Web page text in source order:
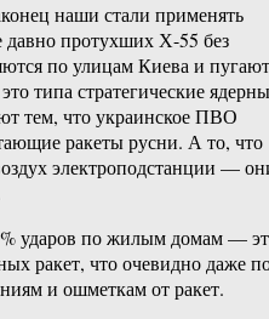
наши стали применять
протухших Х-55 без
по улицам Киева и пугают
типа стратегические
тем, что украинское ПВО
ракеты русни. А то, что
электроподстанции —
ударов по жилым домам —
ракет, что очевидно даже
и ошметкам от ракет.